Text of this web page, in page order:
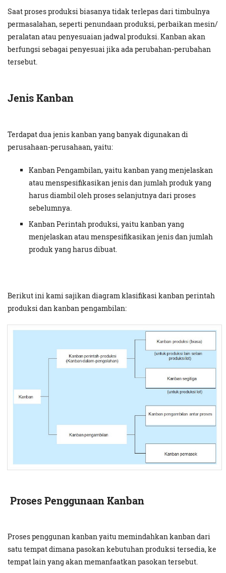
Saat proses produksi biasanya tidak terlepas dari timbulnya
permasalahan, seperti penundaan produksi, perbaikan mesin/
peralatan atau penyesuaian jadwal produksi. Kanban akan
berfungsi sebagai penyesuai jika ada perubahan-perubahan
tersebut.
Jenis Kanban
Terdapat dua jenis kanban yang banyak digunakan di
perusahaan-perusahaan, yaitu:
Kanban Pengambilan, yaitu kanban yang menjelaskan
atau menspesifikasikan jenis dan jumlah produk yang
harus diambil oleh proses selanjutnya dari proses
sebelumnya.
Kanban Perintah produksi, yaitu kanban yang
menjelaskan atau menspesifikasikan jenis dan jumlah
produk yang harus dibuat.
Berikut ini kami sajikan diagram klasifikasi kanban perintah
produksi dan kanban pengambilan:
Proses Penggunaan Kanban
Proses penggunan kanban yaitu memindahkan kanban dari
satu tempat dimana pasokan kebutuhan produksi tersedia, ke
tempat lain yang akan memanfaatkan pasokan tersebut.